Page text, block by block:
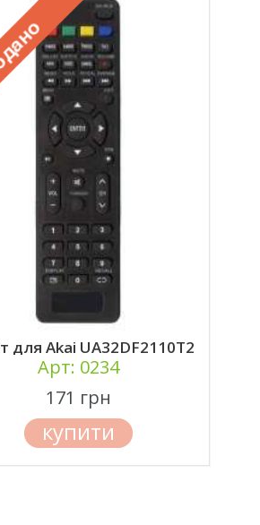
Пульт для Domotec
24LN4100D DVB-T2
Арт: 0234
171 грн
купити